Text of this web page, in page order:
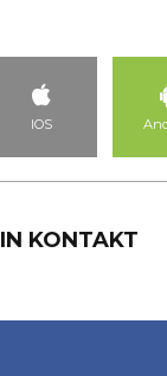
IOS
KONTAKT